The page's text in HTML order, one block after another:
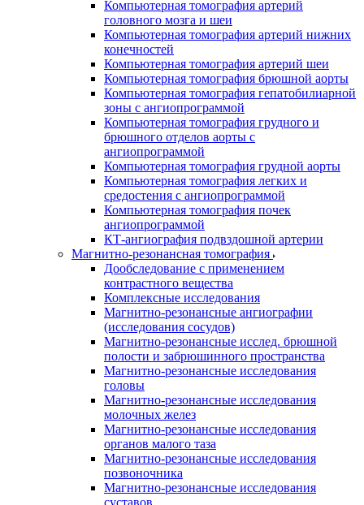
Компьютерная томография артерий
головного мозга и шеи
Компьютерная томография артерий нижних
конечностей
Компьютерная томография артерий шеи
Компьютерная томография брюшной аорты
Компьютерная томография гепатобилиарной
зоны с ангиопрограммой
Компьютерная томография грудного и
брюшного отделов аорты с
ангиопрограммой
Компьютерная томография грудной аорты
Компьютерная томография легких и
средостения с ангиопрограммой
Компьютерная томография почек
ангиопрограммой
КТ-ангиография подвздошной артерии
Магнитно-резонансная томография
Дообследование с применением
контрастного вещества
Комплексные исследования
Магнитно-резонансные ангиографии
(исследования сосудов)
Магнитно-резонансные исслед. брюшной
полости и забрюшинного пространства
Магнитно-резонансные исследования
головы
Магнитно-резонансные исследования
молочных желез
Магнитно-резонансные исследования
органов малого таза
Магнитно-резонансные исследования
позвоночника
Магнитно-резонансные исследования
суставов